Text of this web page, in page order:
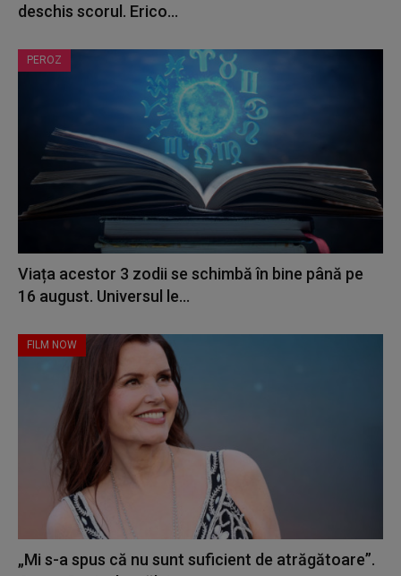
deschis scorul. Erico...
PEROZ
Viața acestor 3 zodii se schimbă în bine până pe
16 august. Universul le...
FILM NOW
„Mi s-a spus că nu sunt suficient de atrăgătoare”.